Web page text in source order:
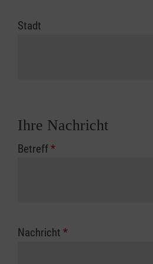
Stadt
Ihre Nachricht
Betreff*
Nachricht *